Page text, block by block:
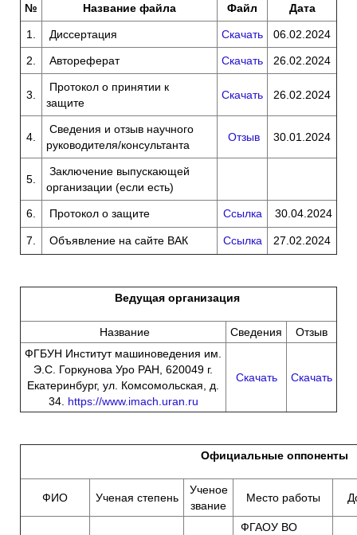
№ Название файла Файл Дата
1. Диссертация Скачать 06.02.2024
2. Автореферат Скачать 26.02.2024
3.
Протокол о принятии к
защите
Скачать 26.02.2024
4.
Сведения и отзыв научного
руководителя/консультанта
Отзыв 30.01.2024
5.
Заключение выпускающей
организации (если есть)
6. Протокол о защите Ссылка 30.04.2024
7. Объявление на сайте ВАК Ссылка 27.02.2024
Ведущая организация
Название Сведения
Отзыв
ФГБУН Институт машиноведения им.
Э.С. Горкунова Уро РАН, 620049 г.
Екатеринбург, ул. Комсомольская, д.
34. https://www.imach.uran.ru
Скачать Скачать
Официальные оппоненты
ФИО Ученая степень
Ученое
звание
Место работы
ФГАОУ ВО